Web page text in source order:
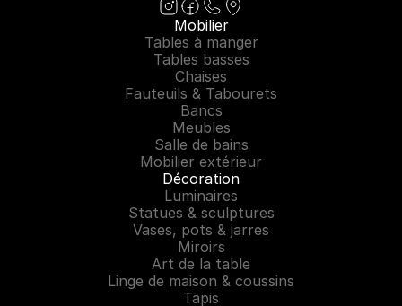
Mobilier
Tables à manger
Tables basses
Chaises
Fauteuils & Tabourets
Bancs
Meubles
Salle de bains
Mobilier extérieur
Décoration
Luminaires
Statues & sculptures
Vases, pots & jarres
Miroirs
Art de la table
Linge de maison & coussins
Tapis